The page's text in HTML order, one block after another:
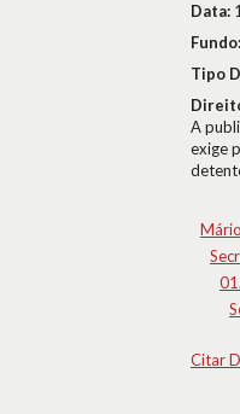
Data:
Fundo:
Tipo
A
exige
Citar